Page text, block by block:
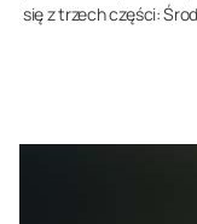
się z trzech części: